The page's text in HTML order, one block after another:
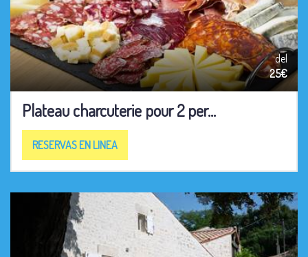
del
25€
Plateau charcuterie pour 2 per...
RESERVAS EN LINEA